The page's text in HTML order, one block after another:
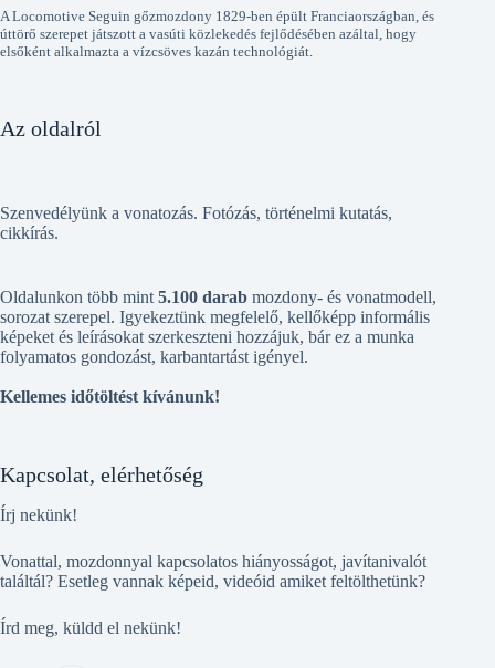
A Locomotive Seguin gőzmozdony 1829-ben épült Franciaországban, és
úttörő szerepet játszott a vasúti közlekedés fejlődésében azáltal, hogy
elsőként alkalmazta a vízcsöves kazán technológiát.
Az oldalról
Szenvedélyünk a vonatozás. Fotózás, történelmi kutatás,
cikkírás.
Oldalunkon több mint 5.100 darab mozdony- és vonatmodell,
sorozat szerepel. Igyekeztünk megfelelő, kellőképp informális
képeket és leírásokat szerkeszteni hozzájuk, bár ez a munka
folyamatos gondozást, karbantartást igényel.
Kellemes időtöltést kívánunk!
Kapcsolat, elérhetőség
Írj nekünk!
Vonattal, mozdonnyal kapcsolatos hiányosságot, javítanivalót
találtál? Esetleg vannak képeid, videóid amiket feltölthetünk?
Írd meg, küldd el nekünk!